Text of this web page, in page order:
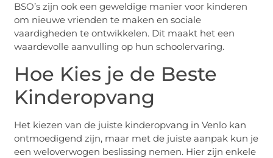
BSO’s zijn ook een geweldige manier voor kinderen
om nieuwe vrienden te maken en sociale
vaardigheden te ontwikkelen. Dit maakt het een
waardevolle aanvulling op hun schoolervaring.
Hoe Kies je de Beste
Kinderopvang
Het kiezen van de juiste kinderopvang in Venlo kan
ontmoedigend zijn, maar met de juiste aanpak kun je
een weloverwogen beslissing nemen. Hier zijn enkele